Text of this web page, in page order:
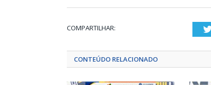
COMPARTILHAR:
CONTEÚDO RELACIONADO